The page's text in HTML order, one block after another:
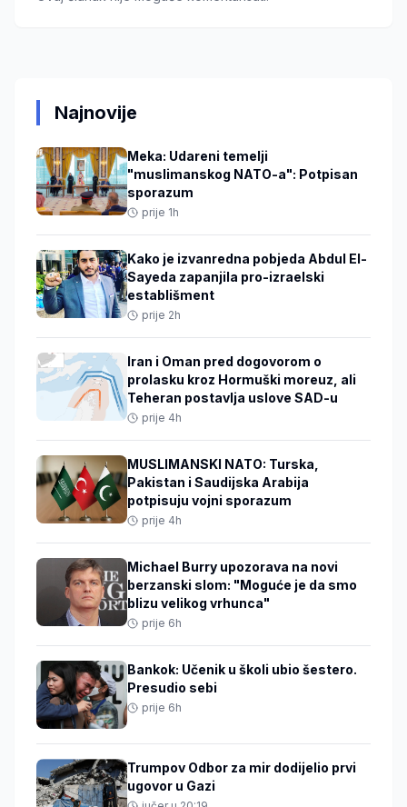
Najnovije
Meka: Udareni temelji
"muslimanskog NATO-a": Potpisan
sporazum
prije 1h
Kako je izvanredna pobjeda Abdul El-
Sayeda zapanjila pro-izraelski
establišment
prije 2h
Iran i Oman pred dogovorom o
prolasku kroz Hormuški moreuz, ali
Teheran postavlja uslove SAD-u
prije 4h
MUSLIMANSKI NATO: Turska,
Pakistan i Saudijska Arabija
potpisuju vojni sporazum
prije 4h
Michael Burry upozorava na novi
berzanski slom: "Moguće je da smo
blizu velikog vrhunca"
prije 6h
Bankok: Učenik u školi ubio šestero.
Presudio sebi
prije 6h
Trumpov Odbor za mir dodijelio prvi
ugovor u Gazi